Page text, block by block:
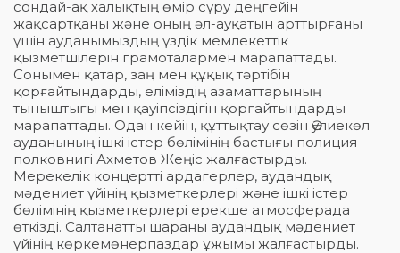
сондай-ақ халықтың өмір сүру деңгейін
жақсартқаны және оның әл-ауқатын арттырғаны
үшін ауданымыздың үздік мемлекеттік
қызметшілерін грамоталармен марапаттады.
Сонымен қатар, заң мен құқық тәртібін
қорғайтындарды, еліміздің азаматтарының
тыныштығы мен қауіпсіздігін қорғайтындарды
марапаттады. Одан кейін, құттықтау сөзін Әулиекөл
ауданының ішкі істер бөлімінің бастығы полиция
полковнигі Ахметов Жеңіс жалғастырды.
Мерекелік концертті ардагерлер, аудандық
мәдениет үйінің қызметкерлері және ішкі істер
бөлімінің қызметкерлері ерекше атмосферада
өткізді. Салтанатты шараны аудандық мәдениет
үйінің көркемөнерпаздар ұжымы жалғастырды.